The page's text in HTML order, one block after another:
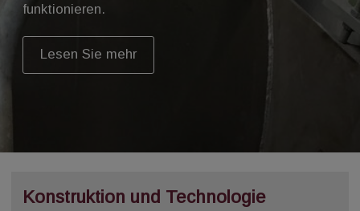
funktionieren.
Lesen Sie mehr
Konstruktion und Technologie